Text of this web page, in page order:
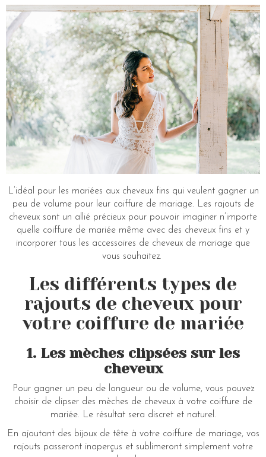
L’idéal pour les mariées aux cheveux fins qui veulent gagner un
peu de volume pour leur coiffure de mariage. Les rajouts de
cheveux sont un allié précieux pour pouvoir imaginer n’importe
quelle coiffure de mariée même avec des cheveux fins et y
incorporer tous les accessoires de cheveux de mariage que
vous souhaitez.
Les différents types de
rajouts de cheveux pour
votre coiffure de mariée
1. Les mèches clipsées sur les
cheveux
Pour gagner un peu de longueur ou de volume, vous pouvez
choisir de clipser des mèches de cheveux à votre coiffure de
mariée. Le résultat sera discret et naturel.
En ajoutant des bijoux de tête à votre coiffure de mariage, vos
rajouts passeront inaperçus et sublimeront simplement votre